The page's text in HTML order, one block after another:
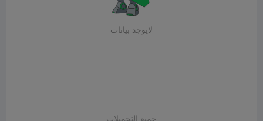
لايوجد بيانات
جميع التحميلات